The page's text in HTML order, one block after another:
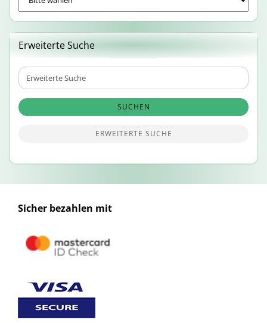
Erweiterte Suche
Erweiterte
Suche
SUCHEN
ERWEITERTE SUCHE
Sicher bezahlen mit